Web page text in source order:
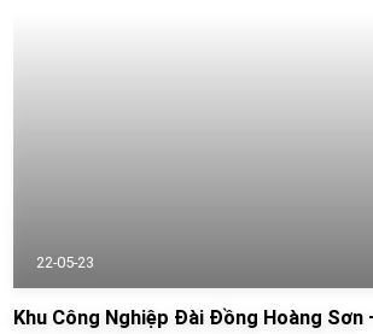
22-05-23
Khu Công Nghiệp Đài Đồng Hoàng Sơn